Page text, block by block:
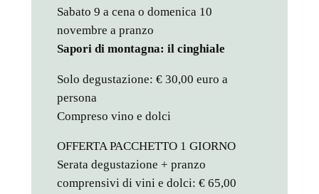
Sabato 9 a cena o domenica 10
novembre a pranzo
Sapori di montagna: il cinghiale
Solo degustazione: € 30,00 euro a
persona
Compreso vino e dolci
OFFERTA PACCHETTO 1 GIORNO
Serata degustazione + pranzo
comprensivi di vini e dolci: € 65,00